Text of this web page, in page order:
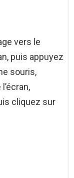
vers le
puis appuyez
souris,
cliquez sur